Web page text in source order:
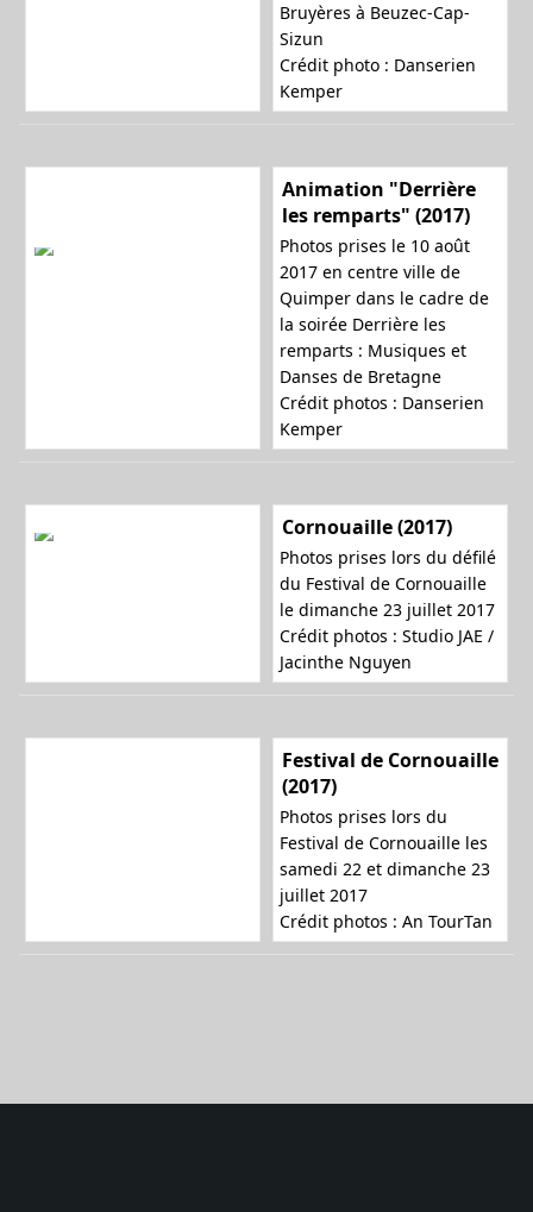
Bruyères à Beuzec-Cap-
Sizun
Crédit photo : Danserien
Kemper
Animation "Derrière
les remparts" (2017)
Photos prises le 10 août
2017 en centre ville de
Quimper dans le cadre de
la soirée Derrière les
remparts : Musiques et
Danses de Bretagne
Crédit photos : Danserien
Kemper
Cornouaille (2017)
Photos prises lors du défilé
du Festival de Cornouaille
le dimanche 23 juillet 2017
Crédit photos : Studio JAE /
Jacinthe Nguyen
Festival de Cornouaille
(2017)
Photos prises lors du
Festival de Cornouaille les
samedi 22 et dimanche 23
juillet 2017
Crédit photos : An TourTan